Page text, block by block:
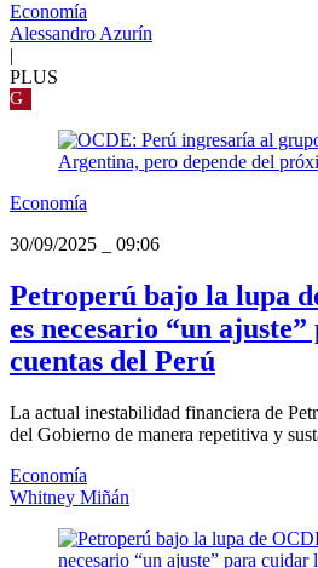
Economía
Alessandro Azurín
|
PLUS
G
Economía
30/09/2025
09:06
Petroperú bajo la lupa
es necesario “un
cuentas del Perú
La actual inestabilidad financiera de
del Gobierno de manera repetitiva y
Economía
Whitney Miñán